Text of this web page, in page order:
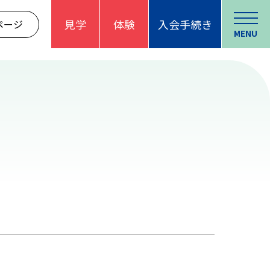
ージ 見学 体験 入会手続き
MENU